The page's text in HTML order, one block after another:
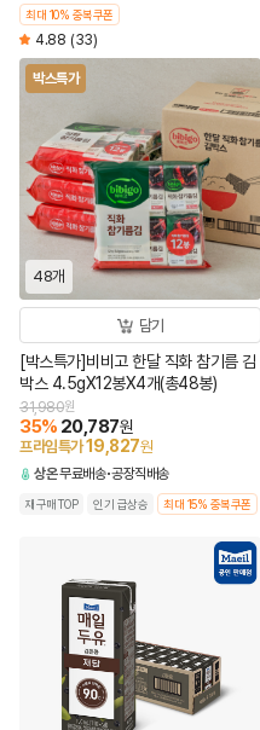
최대 10% 중복쿠폰
4.88 (33)
박스특가
48개
담기
[박스특가]비비고 한달 직화 참기름 김
박스 4.5gX12봉X4개(총48봉)
31,980원
35% 20,787원
프라임특가19,827원
상온무료배송 공장직배송
재구매TOP 인기 급상승 최대 15% 중복쿠폰